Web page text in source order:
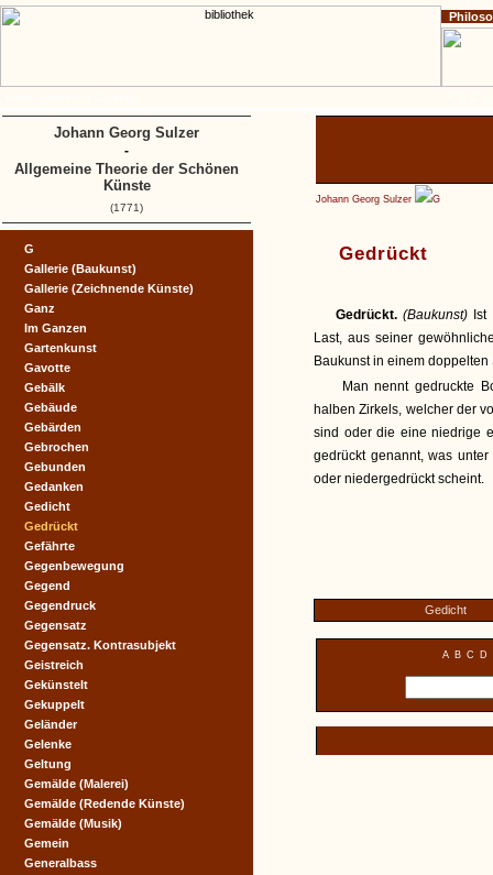
Johann Georg Sulzer G
Gedrückt
Gedrückt.(Baukunst)
Last, aus seiner
Baukunst in einem
Man nennt gedruckte
halben Zirkels, welcher der
sind oder die eine niedrige
gedrückt genannt, was
oder niedergedrückt scheint.
Gedicht
A B C D
G
Gallerie (Baukunst)
Gallerie (Zeichnende Künste)
Ganz
Im Ganzen
Gartenkunst
Gavotte
Gebälk
Gebäude
Gebärden
Gebrochen
Gebunden
Gedanken
Gedicht
Gedrückt
Gefährte
Gegenbewegung
Gegend
Gegendruck
Gegensatz
Gegensatz. Kontrasubjekt
Geistreich
Gekünstelt
Gekuppelt
Geländer
Gelenke
Geltung
Gemälde (Malerei)
Gemälde (Redende Künste)
Gemälde (Musik)
Gemein
Generalbass
Johann Georg Sulzer
-
Allgemeine Theorie der Schönen
Künste
(1771)